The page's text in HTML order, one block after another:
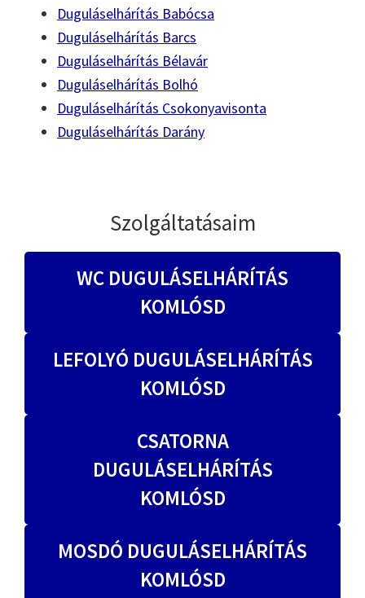
Duguláselhárítás Babócsa
Duguláselhárítás Barcs
Duguláselhárítás Bélavár
Duguláselhárítás Bolhó
Duguláselhárítás Csokonyavisonta
Duguláselhárítás Darány
Szolgáltatásaim
WC DUGULÁSELHÁRÍTÁS
KOMLÓSD
LEFOLYÓ DUGULÁSELHÁRÍTÁS
KOMLÓSD
CSATORNA
DUGULÁSELHÁRÍTÁS
KOMLÓSD
MOSDÓ DUGULÁSELHÁRÍTÁS
KOMLÓSD